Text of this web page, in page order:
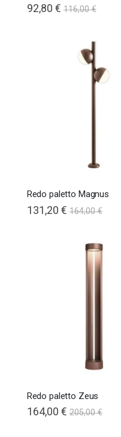
92,80 € 116,00 €
Redo paletto Magnus
131,20 € 164,00 €
Redo paletto Zeus
164,00 € 205,00 €